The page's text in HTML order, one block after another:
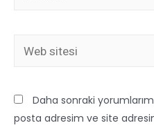
Daha sonraki
posta adresim ve site